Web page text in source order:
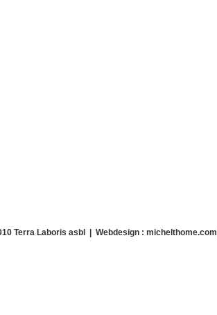
Terra Laboris asbl | Webdesign : michelthome.com